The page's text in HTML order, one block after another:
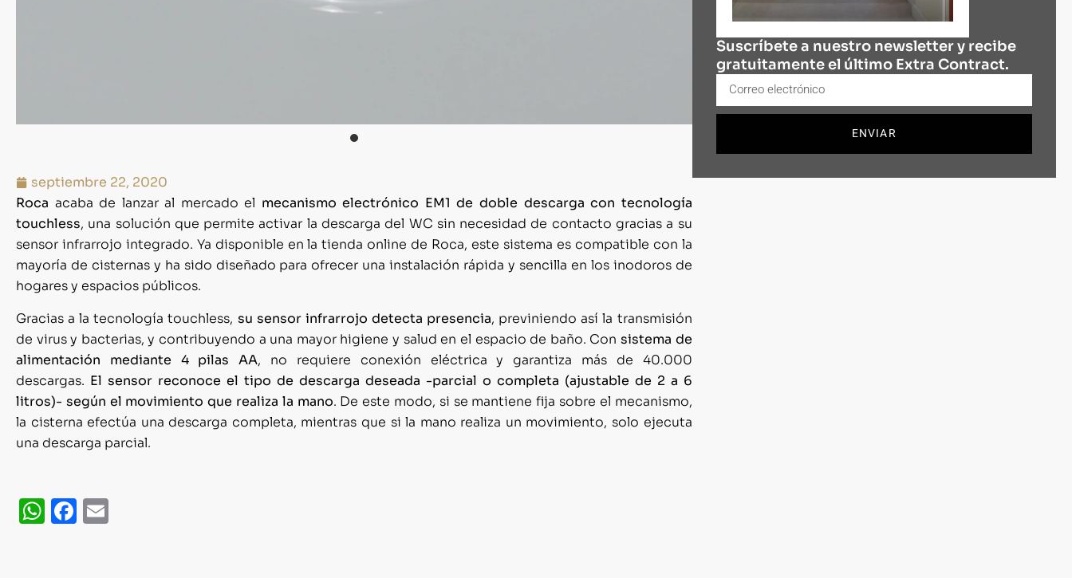
septiembre 22, 2020
Roca acaba de lanzar al mercado el mecanismo electrónico EM1 de doble descarga con tecnología
touchless, una solución que permite activar la descarga del WC sin necesidad de contacto gracias a su
sensor infrarrojo integrado. Ya disponible en la tienda online de Roca, este sistema es compatible con la
mayoría de cisternas y ha sido diseñado para ofrecer una instalación rápida y sencilla en los inodoros de
hogares y espacios públicos.
Gracias a la tecnología touchless, su sensor infrarrojo detecta presencia, previniendo así la transmisión
de virus y bacterias, y contribuyendo a una mayor higiene y salud en el espacio de baño. Con sistema de
alimentación mediante 4 pilas AA, no requiere conexión eléctrica y garantiza más de 40.000
descargas. El sensor reconoce el tipo de descarga deseada -parcial o completa (ajustable de 2 a 6
litros)- según el movimiento que realiza la mano. De este modo, si se mantiene fija sobre el mecanismo,
la cisterna efectúa una descarga completa, mientras que si la mano realiza un movimiento, solo ejecuta
una descarga parcial.
WhatsApp
Facebook
Suscríbete a nuestro newsletter y recibe
gratuitamente el último Extra Contract.
ENVIAR